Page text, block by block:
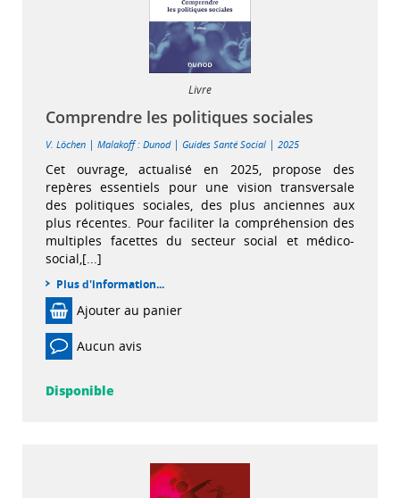
Livre
Comprendre les politiques sociales
V. Löchen | Malakoff : Dunod| Guides Santé Social | 2025
Cet ouvrage, actualisé en 2025, propose des
repères essentiels pour une vision transversale
des politiques sociales, des plus anciennes aux
plus récentes. Pour faciliter la compréhension des
multiples facettes du secteur social et médico-
social,[...]
Plus d'information...
Ajouter au panier
Aucun avis
Disponible